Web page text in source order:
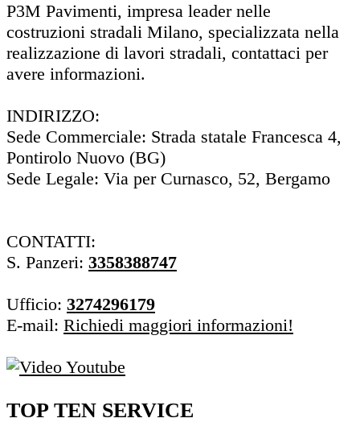
P3M Pavimenti, impresa leader nelle
costruzioni stradali Milano, specializzata nella
realizzazione di lavori stradali, contattaci per
avere informazioni.
INDIRIZZO:
Sede Commerciale: Strada statale Francesca 4,
Pontirolo Nuovo (BG)
Sede Legale: Via per Curnasco, 52, Bergamo
CONTATTI:
S. Panzeri: 3358388747
Ufficio: 3274296179
E-mail: Richiedi maggiori informazioni!
TOP TEN SERVICE